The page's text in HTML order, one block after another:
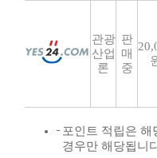
관광
산업
론
판
매
중
포인트 적립은 해
경우만 해당됩니